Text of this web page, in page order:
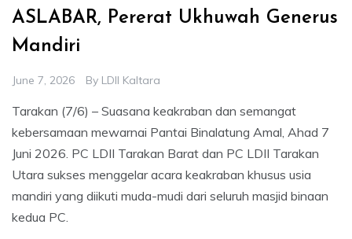
ASLABAR, Pererat Ukhuwah Generus
Mandiri
June 7, 2026 By LDII Kaltara
Tarakan (7/6) – Suasana keakraban dan semangat
kebersamaan mewarnai Pantai Binalatung Amal, Ahad 7
Juni 2026. PC LDII Tarakan Barat dan PC LDII Tarakan
Utara sukses menggelar acara keakraban khusus usia
mandiri yang diikuti muda-mudi dari seluruh masjid binaan
kedua PC.